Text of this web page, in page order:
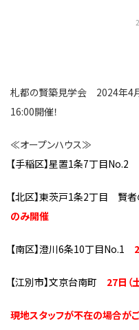
札都の賢築見学会 2024年4月
16:00開催！
≪オープンハウス≫
【手稲区】星置1条7丁目No.2
【北区】東茨戸1条2丁目 賢
のみ開催
【南区】澄川6条10丁目No.1
【江別市】文京台南町 27日（
現地スタッフが不在の場合がご